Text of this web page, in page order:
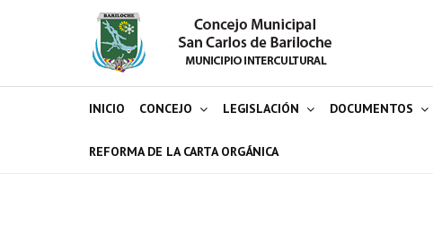
INICIO CONCEJO LEGISLACIÓN DOCUMENTOS
REFORMA DE LA CARTA ORGÁNICA